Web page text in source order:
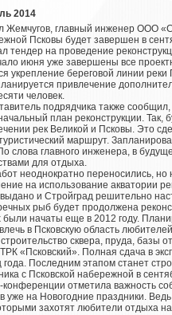
2014
Жемчугов, главный инженер ООО
Псковы будет завершен в
тендер на проведение
июня уже завершены все
укрепление береговой линии
привлечение
человек.
подрядчика также
план реконструкции.
рек Великой и Псковы. Это
маршрут.
слова главного инженера, в
для отдыха.
неоднократно переносились,
на использование акватории
и Стройград решительно
рыб будет продолжена
начаты еще в 2012 году.
в Псковскую область
сквера, пруда, базы
«Псковский». Полная сдача в
Последним этапом станет
с Псковской набережной в
отметила важность
уже на Новогодние праздники.
захотят любители отдыха